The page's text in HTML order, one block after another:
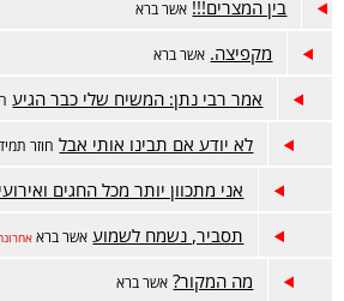
בין המצרים!!! אשר ברא
מקפיצה. אשר ברא
אמר רבי נתן: המשיח שלי כבר הגיע
לא יודע אם תבינו אותי אבל חוזר
אני מתכוון יותר מכל החגים
תסביר, נשמח לשמוע אשר ברא
מה המקור? אשר ברא